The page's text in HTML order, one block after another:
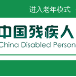
进入老年模式